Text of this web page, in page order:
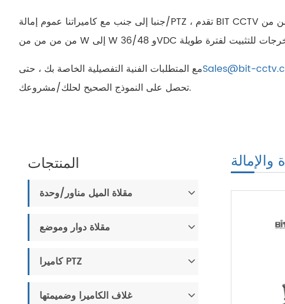
جنبا إلى جنب مع كاميراتنا عموم إمالة/PTZ ، تقدم BIT CCTV إمدادات طاقة مختارة مناسبة لنظام تحديد موضع المقلاة/الميل بناءً على خبرتنا في استهلاك الطاقة من من من من من من من من
Sales@bit-مع المتطلبات الفنية التفصيلية الخاصة بك ، حتى
تحصل على النموذج الصحيح لحلك/مشروعك.
المنتجات
مقلاة الميل مناور/وحدة
مقلاة دوار وموضع
كاميرا PTZ
غلاف الكاميرا وضميمتها